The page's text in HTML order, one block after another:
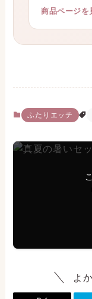
商品ページ
ふたりエッチ
よ